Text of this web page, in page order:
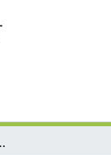
Regionalverband Harz e.V.